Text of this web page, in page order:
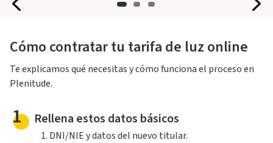
Cómo contratar tu tarifa de luz online
Te explicamos qué necesitas y cómo funciona el proceso en
Plenitude.
1 Rellena estos datos básicos
DNI/NIE y datos del nuevo titular.